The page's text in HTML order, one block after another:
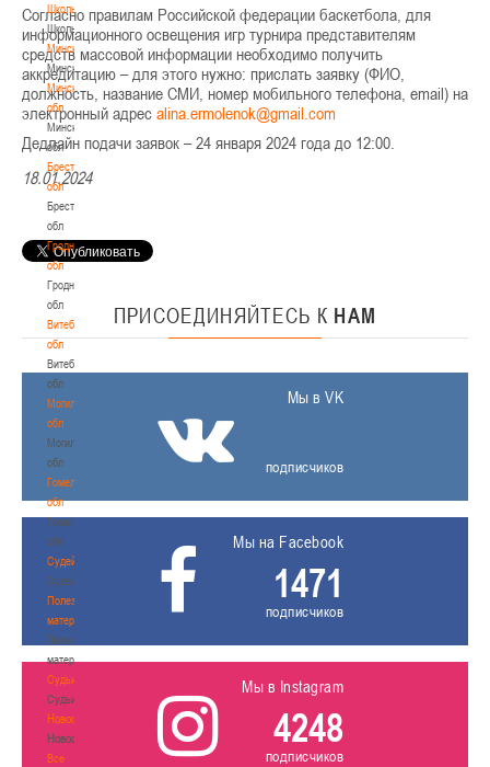
Школы
Школы
Минск
Минск
Минская
обл
Минская
обл
Брестская
обл
Брестская
обл
Гродненская
обл
Гродненская
обл
Витебская
обл
Витебская
обл
Могилевская
обл
Могилевская
обл
Гомельская
обл
Гомельская
обл
Судейство
Судейство
Полезные
материалы
Полезные
материалы
Судьи
Судьи
Новости
Новости
Все
Согласно правилам Российской федерации баскетбола, для
информационного освещения игр турнира представителям
средств массовой информации необходимо получить
аккредитацию – для этого нужно: прислать заявку (ФИО,
должность, название СМИ, номер мобильного телефона, email) на
электронный адрес
Дедлайн подачи заявок – 24 января 2024 года до 12:00.
18.01.2024
ПРИСОЕДИНЯЙТЕСЬ К НАМ
Мы в VK
подписчиков
Мы на Facebook
1471
подписчиков
Мы в Instagram
4248
подписчиков